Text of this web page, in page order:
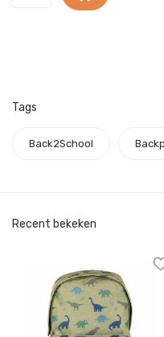
Tags
Back2School
Recent bekeken